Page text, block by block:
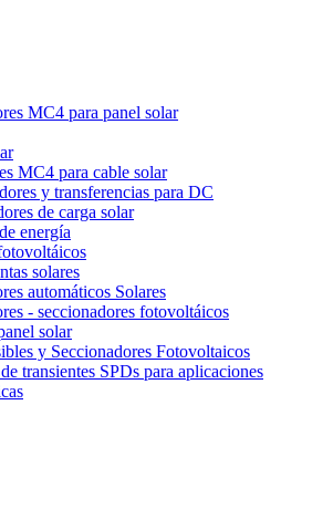
MC4 para panel solar
MC4 para cable solar
y transferencias para DC
de carga solar
energía
solares
automáticos Solares
- seccionadores fotovoltáicos
solar
y Seccionadores Fotovoltaicos
transientes SPDs para aplicaciones